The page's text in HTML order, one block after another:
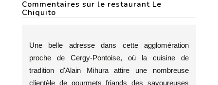
Commentaires sur le restaurant Le
Chiquito
Une belle adresse dans cette agglomération
proche de Cergy-Pontoise, où la cuisine de
tradition d'Alain Mihura attire une nombreuse
clientèle de gourmets friands des savoureuses